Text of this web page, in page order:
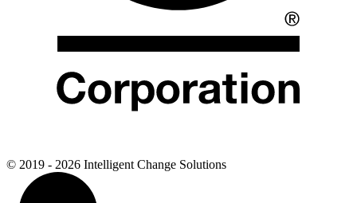
© 2019 - 2026 Intelligent Change Solutions